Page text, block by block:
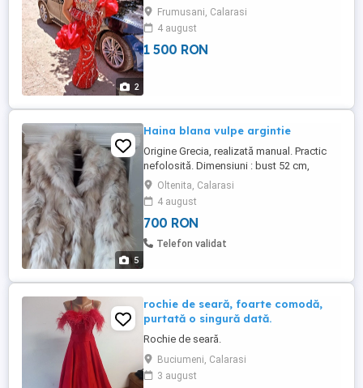
2
atentiei. Pret 1500 negociabil
Frumusani, Calarasi
4 august
1 500 RON
5
Haina blana vulpe argintie
Origine Grecia, realizată manual. Practic
nefolosită. Dimensiuni : bust 52 cm,
lungime 90 cm. Mărime 42.
Oltenita, Calarasi
4 august
700 RON
Telefon validat
rochie de seară, foarte comodă,
purtată o singură dată.
Rochie de seară.
Buciumeni, Calarasi
3 august